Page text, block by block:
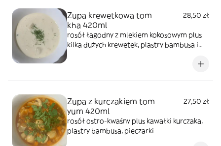
Zupa krewetkowa tom
kha 420ml
28,50 zł
rosół łagodny z mlekiem kokosowym plus
kilka dużych krewetek, plastry bambusa i
Zupa z kurczakiem tom
yum 420ml
27,50 zł
rosół ostro-kwaśny plus kawałki kurczaka,
plastry bambusa, pieczarki